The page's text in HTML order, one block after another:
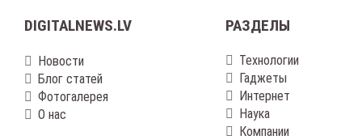
DIGITALNEWS.LV
Новости
Блог статей
Фотогалерея
О нас
РАЗДЕЛЫ
Технологии
Гаджеты
Интернет
Наука
Компании